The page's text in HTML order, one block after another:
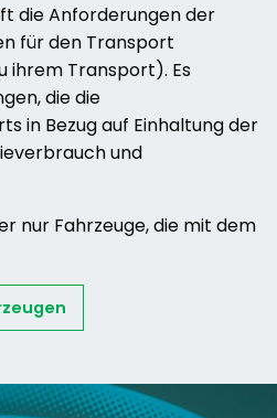
die Anforderungen der
für den Transport
ihrem Transport). Es
die die
in Bezug auf Einhaltung der
und
nur Fahrzeuge, die mit dem